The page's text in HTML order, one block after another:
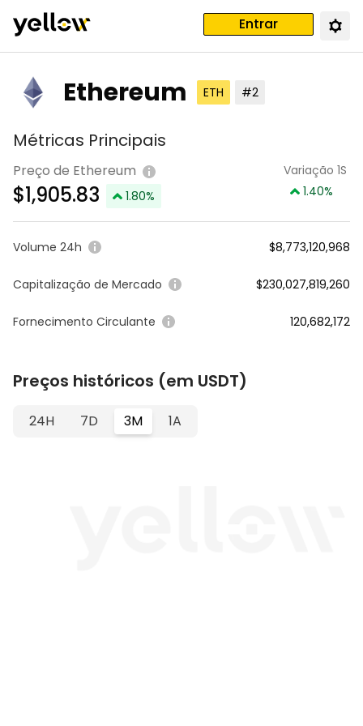
Entrar
Ethereum ETH #2
Métricas Principais
Preço de Ethereum
$1,905.83 1.80%
Variação 1S
1.40%
Volume 24h $8,773,120,968
Capitalização de Mercado $230,027,819,260
Fornecimento Circulante 120,682,172
Preços históricos (em USDT)
24H 7D 3M 1A